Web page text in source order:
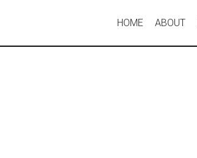
HOME ABOUT